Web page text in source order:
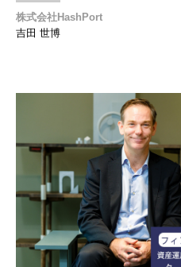
株式会社HashPort
吉田 世博